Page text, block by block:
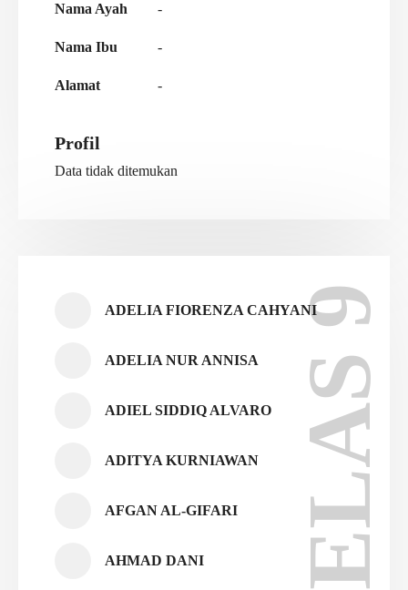
Nama Ayah -
Nama Ibu -
Alamat -
Profil
Data tidak ditemukan
KELAS 9
ADELIA FIORENZA CAHYANI
ADELIA NUR ANNISA
ADIEL SIDDIQ ALVARO
ADITYA KURNIAWAN
AFGAN AL-GIFARI
AHMAD DANI